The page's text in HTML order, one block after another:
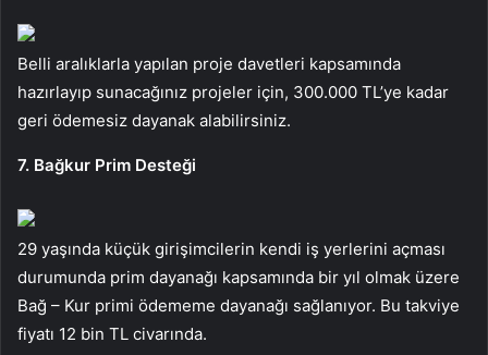
Belli aralıklarla yapılan proje davetleri kapsamında
hazırlayıp sunacağınız projeler için, 300.000 TL’ye kadar
geri ödemesiz dayanak alabilirsiniz.
7. Bağkur Prim Desteği
29 yaşında küçük girişimcilerin kendi iş yerlerini açması
durumunda prim dayanağı kapsamında bir yıl olmak üzere
Bağ – Kur primi ödememe dayanağı sağlanıyor. Bu takviye
fiyatı 12 bin TL civarında.